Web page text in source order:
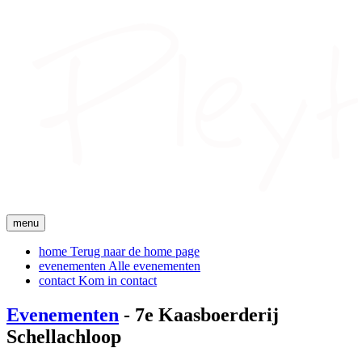
menu
home Terug naar de home page
evenementen Alle evenementen
contact Kom in contact
Evenementen - 7e Kaasboerderij
Schellachloop